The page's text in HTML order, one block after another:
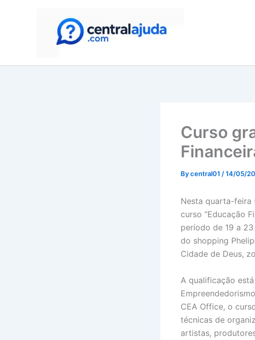
Curso
Bycentral01 /14/05/
Nesta quarta-feira
curso “Educação
período de 19 a
do shopping
Cidade de Deus,
A qualificação
CEA Office, o
técnicas de
artistas,